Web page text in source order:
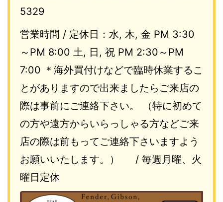
5329
営業時間 / 定休日：水, 木, 金 PM 3:30
～PM 8:00 土, 日, 祝 PM 2:30～PM
7:00 ＊海外買付けなどで臨時休業するこ
とがありますので出来ましたらご来店の
際は事前にご連絡下さい。 （特に初めて
の方や遠方からいらっしゃる方などご来
店の際は前もってご連絡下さいますよう
お願いいたします。） / 毎週月曜、火
曜日定休